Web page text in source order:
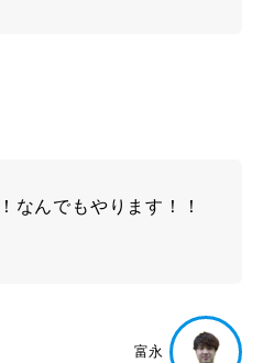
なんでもやります！！
富永